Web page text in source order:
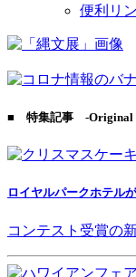
便利リ
■ 特集記事 -Original
ロイヤルパークホテル
コンテスト受賞の